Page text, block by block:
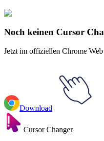
🚀 For Browser
Noch keinen Cursor
Jetzt im offiziellen Chrome
Download
Cursor Changer